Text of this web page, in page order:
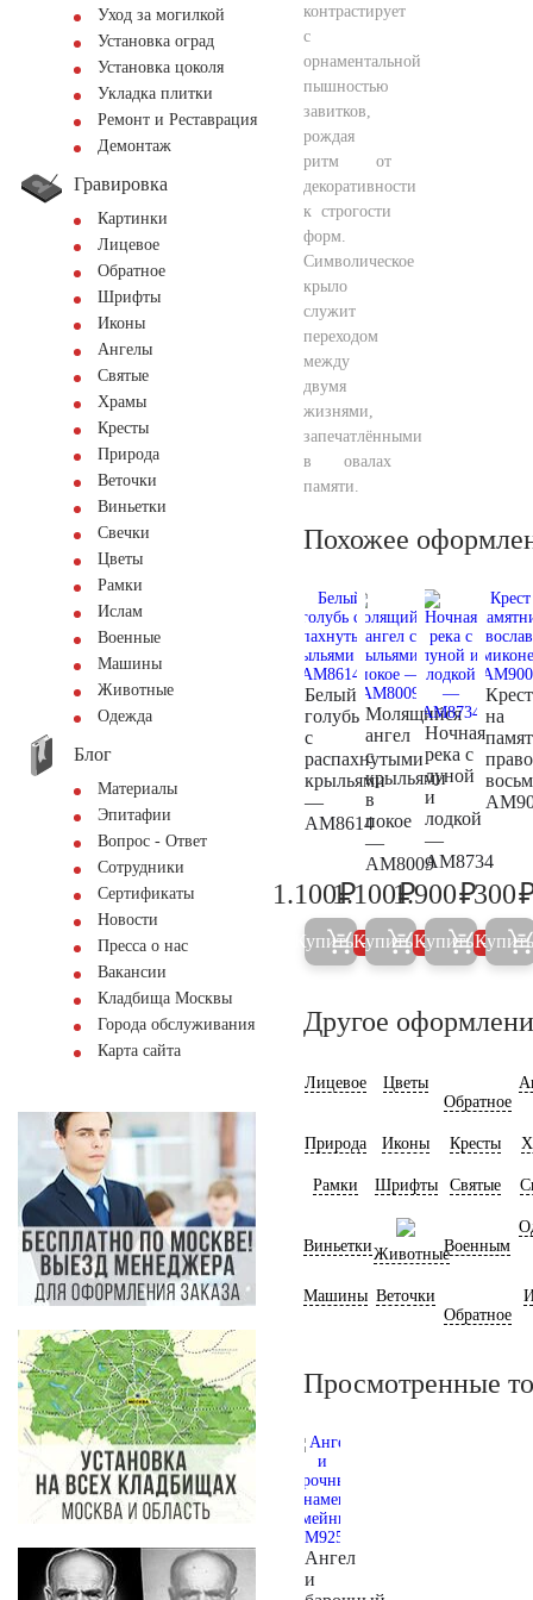
Уход за могилкой
Установка оград
Установка цоколя
Укладка плитки
Ремонт и Реставрация
Демонтаж
Гравировка
Картинки
Лицевое
Обратное
Шрифты
Иконы
Ангелы
Святые
Храмы
Кресты
Природа
Веточки
Виньетки
Свечки
Цветы
Рамки
Ислам
Военные
Машины
Животные
Одежда
Блог
Материалы
Эпитафии
Вопрос - Ответ
Сотрудники
Сертификаты
Новости
Пресса о нас
Вакансии
Кладбища Москвы
Города обслуживания
Карта сайта
контрастирует
с
орнаментальной
пышностью
завитков,
рождая
ритм от
декоративности
к строгости
форм.
Символическое
крыло
служит
переходом
между
двумя
жизнями,
запечатлёнными
в овалах
памяти.
Похожее
Белый
голубь
с
распахнутыми
крыльями
—
AM8614
1.200
1.100₽
Купить 5%
Молящийся
ангел
с
крыльями
в
покое
—
AM8009
1.200
1.100₽
Купить 5%
Ночная
река с
луной
и
лодкой
—
AM8734
2.000
1.900₽
Купить 5%
Крест
на
300
Купить
Другое
Лицевое
Цветы
Обратное
Природа Иконы Кресты
Рамки Шрифты Святые
ВиньеткиЖивотныеВоенным
Машины Веточки
Обратное
Просмотренные
Ангел
и